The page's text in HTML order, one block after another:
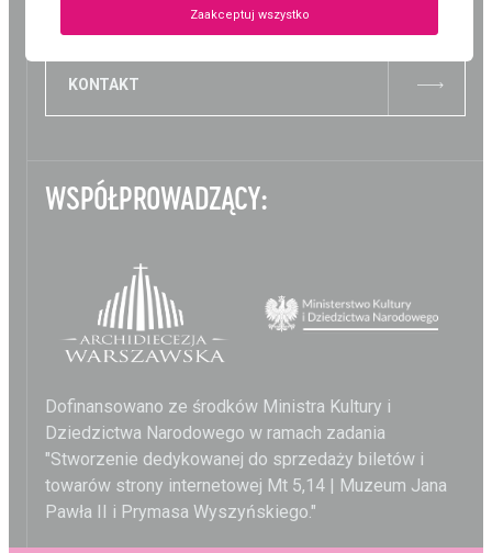
KONTAKT
WSPÓŁPROWADZĄCY:
Dofinansowano ze środków Ministra Kultury i
Dziedzictwa Narodowego w ramach zadania
"Stworzenie dedykowanej do sprzedaży biletów i
towarów strony internetowej Mt 5,14 | Muzeum Jana
Pawła II i Prymasa Wyszyńskiego."
Zaakceptuj wszystko